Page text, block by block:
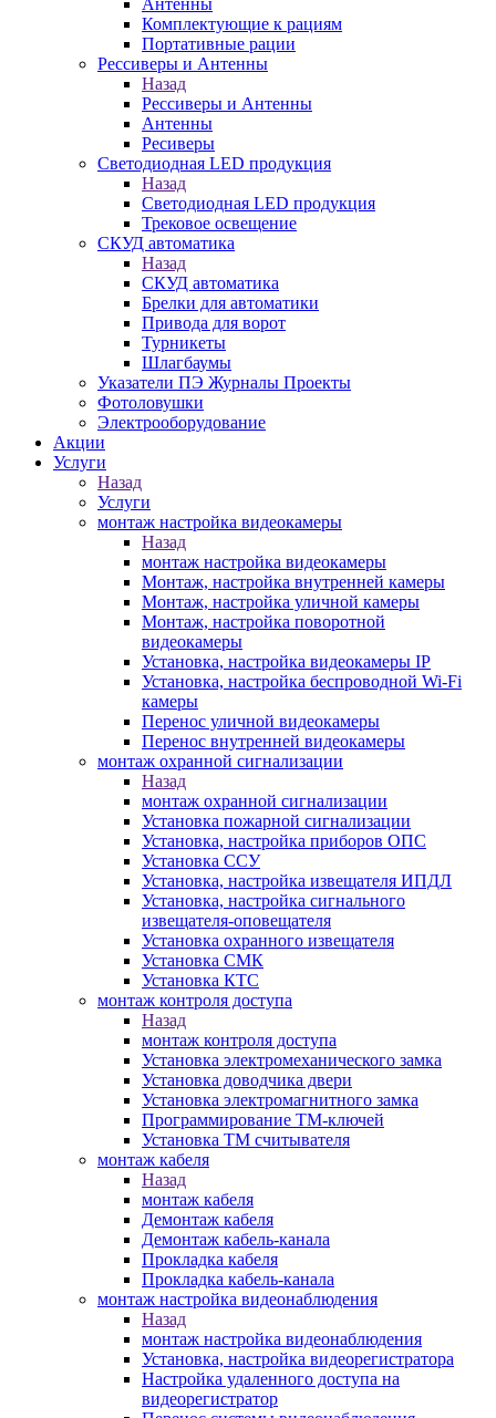
Комплектующие к рациям
Портативные рации
Рессиверы и Антенны
Назад
Рессиверы и Антенны
Антенны
Ресиверы
Светодиодная LED продукция
Назад
Светодиодная LED продукция
Трековое освещение
СКУД автоматика
Назад
СКУД автоматика
Брелки для автоматики
Привода для ворот
Турникеты
Шлагбаумы
Указатели ПЭ Журналы Проекты
Фотоловушки
Электрооборудование
Акции
Услуги
Назад
Услуги
монтаж настройка видеокамеры
Назад
монтаж настройка видеокамеры
Монтаж, настройка внутренней камеры
Монтаж, настройка уличной камеры
Монтаж, настройка поворотной
видеокамеры
Установка, настройка видеокамеры IP
Установка, настройка беспроводной Wi-Fi
камеры
Перенос уличной видеокамеры
Перенос внутренней видеокамеры
монтаж охранной сигнализации
Назад
монтаж охранной сигнализации
Установка пожарной сигнализации
Установка, настройка приборов ОПС
Установка ССУ
Установка, настройка извещателя ИПДЛ
Установка, настройка сигнального
извещателя-оповещателя
Установка охранного извещателя
Установка СМК
Установка КТС
монтаж контроля доступа
Назад
монтаж контроля доступа
Установка электромеханического замка
Установка доводчика двери
Установка электромагнитного замка
Программирование ТМ-ключей
Установка ТМ считывателя
монтаж кабеля
Назад
монтаж кабеля
Демонтаж кабеля
Демонтаж кабель-канала
Прокладка кабеля
Прокладка кабель-канала
монтаж настройка видеонаблюдения
Назад
монтаж настройка видеонаблюдения
Установка, настройка видеорегистратора
Настройка удаленного доступа на
видеорегистратор